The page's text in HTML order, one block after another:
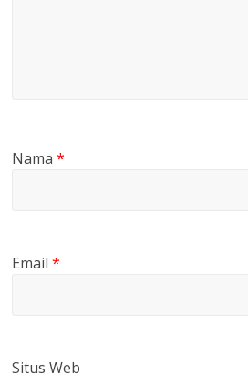
Nama*
Email*
Situs Web